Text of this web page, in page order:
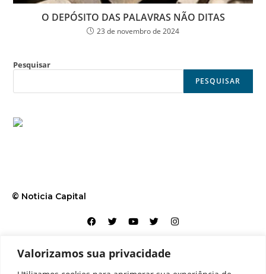
Valorizamos sua privacidade
O DEPÓSITO DAS PALAVRAS NÃO DITAS
23 de novembro de 2024
Pesquisar
PESQUISAR
© Noticia Capital
Contato Home Aviso legal Configurações de cookies